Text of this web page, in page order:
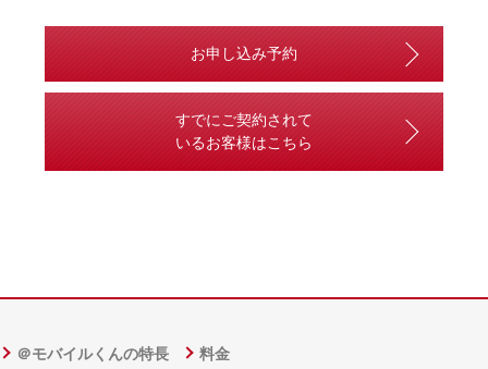
お申し込み予約
すでにご契約されて
いるお客様はこちら
＠モバイルくんの特長 料金